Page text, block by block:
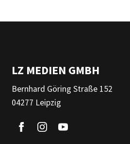
LZ MEDIEN GMBH
Bernhard Göring Straße 152
04277 Leipzig